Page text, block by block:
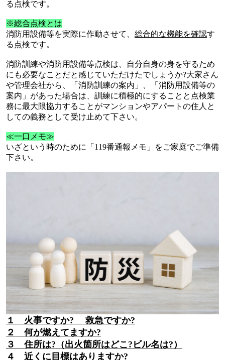
る点検です。
※総合点検とは
消防用設備等を実際に作動させて、 総合的な機能を確認す
る点検です。
消防訓練や消防用設備等点検は、自分自身の身を守るため
にも必要なことだと感じていただけたでしょうか?大家さん
や管理会社から、「消防訓練の案内」、「消防用設備等の
案内」があった場合は、訓練に積極的にすることと点検業
務に最大限協力することがマンションやアパートの住人と
しての義務として受け止めて下さい。
≪一口メモ≫
いざという時のために「 119番通報メモ」をご家庭でご準備
下さい。
１ 火事ですか?救急ですか?
２ 何が燃えてますか?
３ 住所は? （出火箇所はどこ? ビル名は?）
４ 近くに目標はありますか?